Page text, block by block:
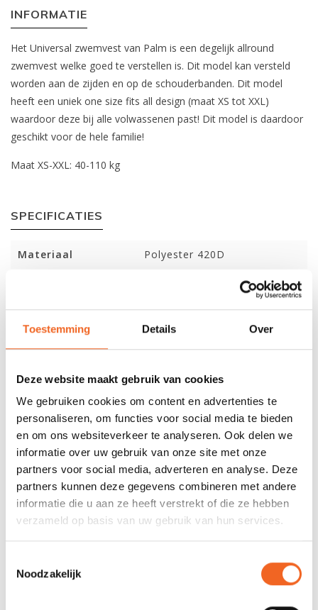
Toestemming Details Over
Deze website maakt gebruik van cookies
We gebruiken cookies om content en advertenties te
personaliseren, om functies voor social media te bieden
en om ons websiteverkeer te analyseren. Ook delen we
informatie over uw gebruik van onze site met onze
partners voor social media, adverteren en analyse. Deze
partners kunnen deze gegevens combineren met andere
informatie die u aan ze heeft verstrekt of die ze hebben
verzameld op basis van uw gebruik van hun services.
Noodzakelijk
INFORMATIE
Het Universal zwemvest van Palm is een degelijk allround
zwemvest welke goed te verstellen is. Dit model kan versteld
worden aan de zijden en op de schouderbanden. Dit model
heeft een uniek one size fits all design (maat XS tot XXL)
waardoor deze bij alle volwassenen past! Dit model is daardoor
geschikt voor de hele familie!
Maat XS-XXL: 40-110 kg
SPECIFICATIES
Materiaal Polyester 420D
2 banden per zijkant +
Rits: Heavy duty rits
Zakken: Nee
Drinkzak optie: Nee
Drijfvermogen:
REVIEWS
Nog niet gewaardeerd
0 sterren op basis van 0 beoordelingen